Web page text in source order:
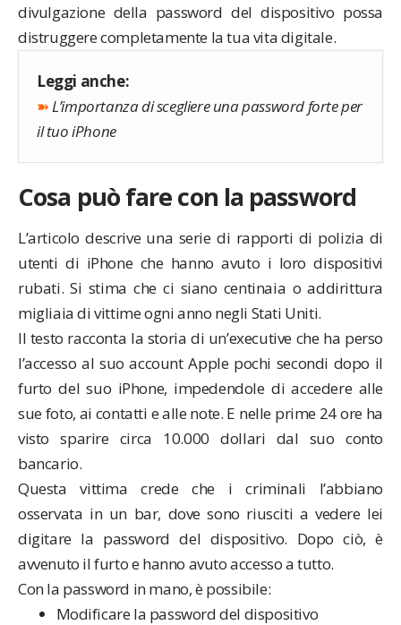
divulgazione della password del dispositivo possa
distruggere completamente la tua vita digitale.
Leggi anche:
➽ L’importanza di scegliere una password forte per
il tuo iPhone
Cosa può fare con la password
L’articolo descrive una serie di rapporti di polizia di
utenti di iPhone che hanno avuto i loro dispositivi
rubati. Si stima che ci siano centinaia o addirittura
migliaia di vittime ogni anno negli Stati Uniti.
Il testo racconta la storia di un’executive che ha perso
l’accesso al suo account Apple pochi secondi dopo il
furto del suo iPhone, impedendole di accedere alle
sue foto, ai contatti e alle note. E nelle prime 24 ore ha
visto sparire circa 10.000 dollari dal suo conto
bancario.
Questa vittima crede che i criminali l’abbiano
osservata in un bar, dove sono riusciti a vedere lei
digitare la password del dispositivo. Dopo ciò, è
avvenuto il furto e hanno avuto accesso a tutto.
Con la password in mano, è possibile:
Modificare la password del dispositivo